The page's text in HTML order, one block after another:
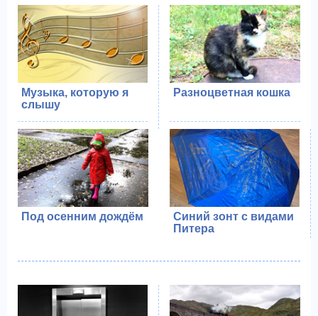
Музыка, которую я
слышу
Разноцветная кошка
Под осенним дождём
Синий зонт с видами
Питера